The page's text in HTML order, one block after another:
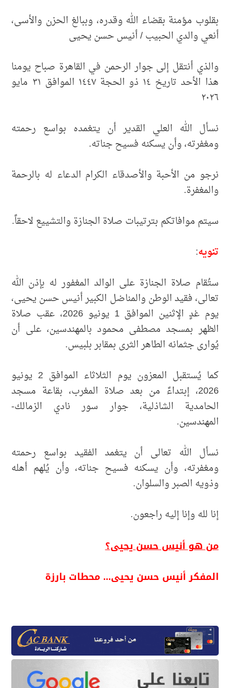
بقلوب مؤمنة بقضاء الله وقدره، وببالغ الحزن والأسى،
أنعي والدي الحبيب / أنيس حسن يحيى
والذي أنتقل إلى جوار الرحمن في القاهرة صباح يومنا
هذا الأحد تاريخ ١٤ ذو الحجة ١٤٤٧ الموافق ٣١ مايو
٢٠٢٦
نسأل الله العلي القدير أن يتغمده بواسع رحمته
ومغفرته، وأن يسكنه فسيح جناته.
نرجو من الأحبة والأصدقاء الكرام الدعاء له بالرحمة
والمغفرة.
سيتم موافاتكم بترتيبات صلاة الجنازة والتشييع لاحقاً.
تنويه:
ستُقام صلاة الجنازة على الوالد المغفور له بإذن الله
تعالى، فقيد الوطن والمناضل الكبير أنيس حسن يحيى،
يوم غدٍ الإثنين الموافق 1 يونيو 2026، عقب صلاة
الظهر بمسجد مصطفى محمود بالمهندسين، على أن
يُوارى جثمانه الطاهر الثرى بمقابر بلبيس.
كما يُستقبل المعزون يوم الثلاثاء الموافق 2 يونيو
2026، إبتداءً من بعد صلاة المغرب، بقاعة مسجد
الحامدية الشاذلية، جوار سور نادي الزمالك-
المهندسين.
نسأل الله تعالى أن يتغمد الفقيد بواسع رحمته
ومغفرته، وأن يسكنه فسيح جناته، وأن يُلهم أهله
وذويه الصبر والسلوان.
إنا لله وإنا إليه راجعون.
من هو أنيس حسن يحيى؟
المفكر أنيس حسن يحيى... محطات بارزة